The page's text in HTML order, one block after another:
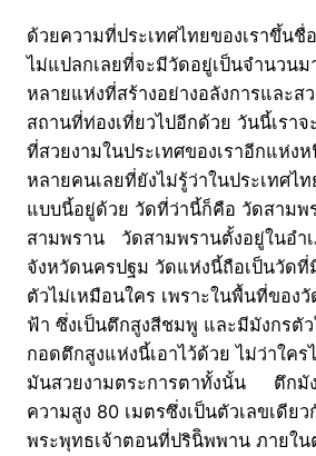
ด้วยความที่ประเทศไทยของเราขึ้นชื่
ไม่แปลกเลยที่จะมีวัดอยู่เป็นจำนวน
หลายแห่งที่สร้างอย่างอลังการและส
สถานที่ท่องเที่ยวไปอีกด้วย วันนี้เรา
ที่สวยงามในประเทศของเราอีกแห่งห
หลายคนเลยที่ยังไม่รู้ว่าในประเทศไ
แบบนี้อยู่ด้วย วัดที่ว่านี้ก็คือ วัดสาม
สามพราน วัดสามพรานตั้งอยู่ในอำ
จังหวัดนครปฐม วัดแห่งนี้ถือเป็นวัดที่
ตัวไม่เหมือนใคร เพราะในพื้นที่ของ
ฟ้า ซึ่งเป็นตึกสูงสีชมพู และมีมังกรตั
กอดตึกสูงแห่งนี้เอาไว้ด้วย ไม่ว่าใค
มันสวยงามตระการตาทั้งนั้น ตึกมั
ความสูง 80 เมตรซึ่งเป็นตัวเลขเดีย
พระพุทธเจ้าตอนที่ปรินิิพพาน ภายใ